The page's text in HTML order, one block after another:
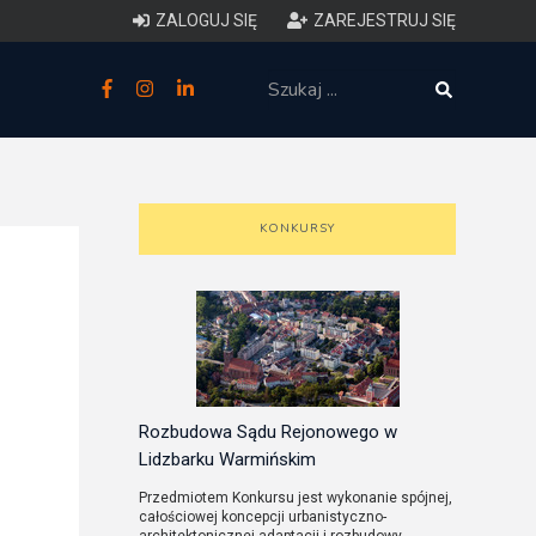
ZALOGUJ SIĘ ZAREJESTRUJ SIĘ
zakres i forma projektu
przestrzennym
KONKURSY
Rozbudowa Sądu Rejonowego w
Lidzbarku Warmińskim
Przedmiotem Konkursu jest wykonanie spójnej,
całościowej koncepcji urbanistyczno-